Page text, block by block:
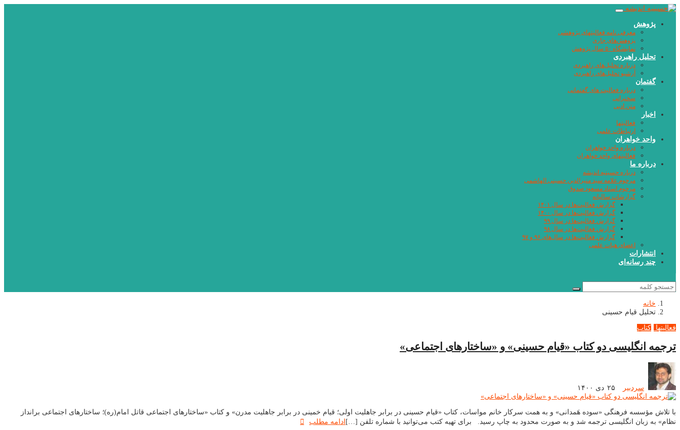
پژوهش
معرفی نامه فعالیتهای پژوهشی
پژوهش‌های جاری
نمایشگاه ۵۰ سال پژوهش
تحلیل راهبردی
درباره تحلیل‌های راهبردی
آرشیو تحلیل‌های راهبردی
گفتمان
درباره فعالیت های گفتمانی
سخنرانی
متن ادبی
اخبار
فعالیتها
ارتباطات علمی
واحد خواهران
درباره واحد خواهران
فعالیتهای واحد خواهران
درباره ما
درباره حسینیه اندیشه
مرحوم علامه سید منیرالدین حسینی الهاشمی
مرحوم استاد مسعود صدوق
گزارشات سالیانه
گزارش فعالیت‌ها در سال ۱۴۰۱
گزارش فعالیت‌ها در سال ۱۴۰۰
گزارش فعالیت‌ها در سال ۹۹
گزارش فعالیت‌ها در سال ۹۸
گزارش فعالیت‌ها در سال‌های ۹۶ و ۹۷
اعضای هیات علمی
انتشارات
چند رسانه‌ای
خانه
تحلیل قیام حسینی
فعالیتها کتاب
ترجمه انگلیسی دو کتاب «قیام حسینی» و «ساختارهای اجتماعی»
سردبیر ۲۵ دی ۱۴۰۰
با تلاش مؤسسه فرهنگی «سوده هَمدانی» و به همت سرکار خانم مواسات، کتاب «قیام حسینی در برابر جاهلیت اولی؛ قیام خمینی در برابر جاهلیت مدرن» و کتاب «ساختارهای اجتماعی قاتل امام(ره)؛ ساختارهای اجتماعی برانداز
نظام» به زبان انگلیسی ترجمه شد و به صورت محدود به چاپ رسید. برای تهیه کتب می‌توانید با شماره تلفن […] ادامه مطلب